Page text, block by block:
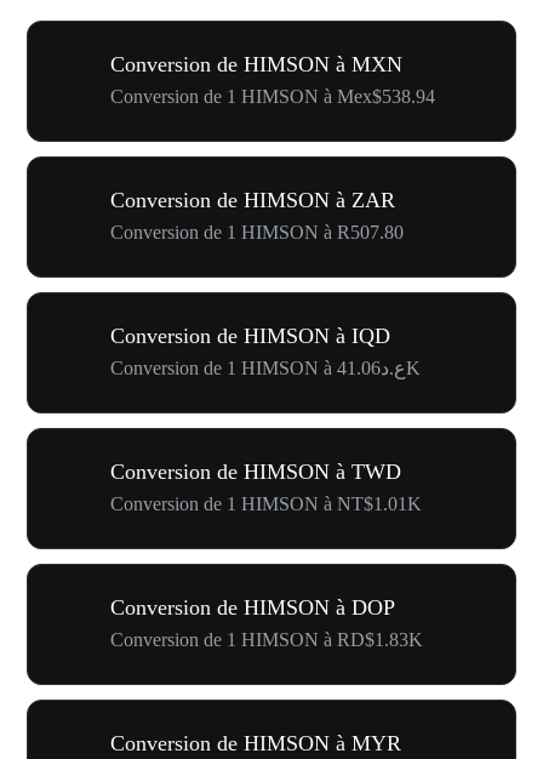
Conversion de HIMSON à MXN
Conversion de 1 HIMSON à Mex$538.94
Conversion de HIMSON à ZAR
Conversion de 1 HIMSON à R507.80
Conversion de HIMSON à IQD
Conversion de 1 HIMSON à ع.د41.06K
Conversion de HIMSON à TWD
Conversion de 1 HIMSON à NT$1.01K
Conversion de HIMSON à DOP
Conversion de 1 HIMSON à RD$1.83K
Conversion de HIMSON à MYR